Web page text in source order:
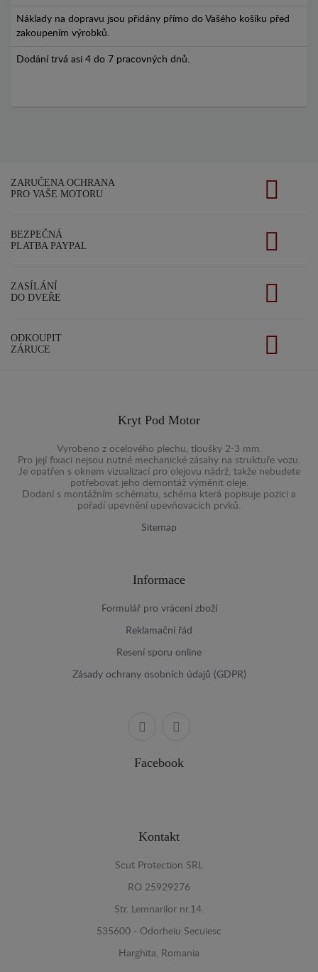
Náklady na dopravu jsou přidány přímo do Vašého košíku před
zakoupením výrobků.
Dodání trvá asi 4 do 7 pracovných dnů.
ZARUČENA OCHRANA
PRO VAŠE MOTORU
BEZPEČNÁ
PLATBA PAYPAL
ZASÍLÁNÍ
DO DVEŘE
ODKOUPIT
ZÁRUCE
Kryt Pod Motor
Vyrobeno z ocelového plechu, tloušky 2-3 mm.
Pro její fixaci nejsou nutné mechanické zásahy na struktuře vozu.
Je opatřen s oknem vizualizací pro olejovu nádrž, takže nebudete
potřebovat jeho demontáž výměnit oleje.
Dodaní s montážním schématu, schéma která popisuje pozici a
pořadí upevnění upevňovacích prvků.
Sitemap
Informace
Formulář pro vrácení zboží
Reklamační řád
Resení sporu online
Zásady ochrany osobních údajů (GDPR)
Facebook
Kontakt
Scut Protection SRL
RO 25929276
Str. Lemnarilor nr.14.
535600 - Odorheiu Secuiesc
Harghita, Romania